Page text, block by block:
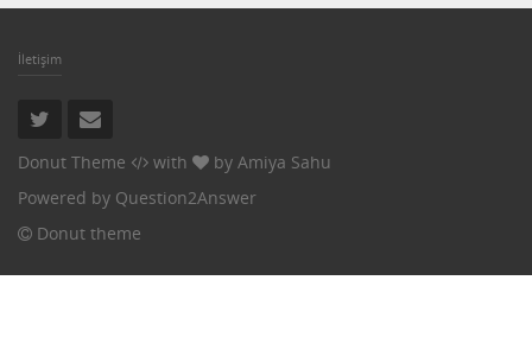
İletişim
Donut Theme with by Amiya Sahu
Powered by Question2Answer
Donut theme